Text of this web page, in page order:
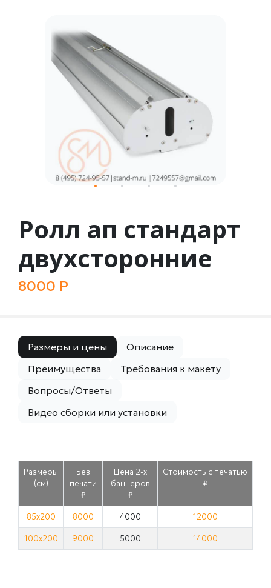
Ролл ап стандарт
двухсторонние
8000 Р
Размеры и цены
Описание
Преимущества
Требования к макету
Вопросы/Ответы
Видео сборки или установки
Размеры
(см)
Без
печати
₽
Цена 2-х
баннеров
₽
Стоимость с печатью
₽
85х200 8000 4000 12000
100х200 9000 5000 14000